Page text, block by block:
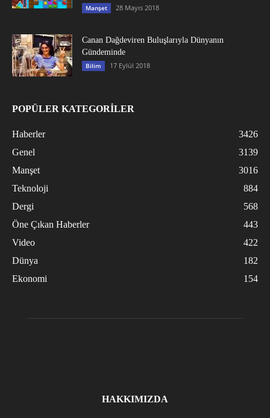
Manşet 28 Mayıs 2018
Canan Dağdeviren Buluşlarıyla Dünyanın
Gündeminde
Bilim 17 Eylül 2018
POPÜLER KATEGORİLER
Haberler
3426
Genel
3139
Manşet
3016
Teknoloji
884
Dergi
568
Öne Çıkan Haberler
443
Video
422
Dünya
182
Ekonomi
154
HAKKIMIZDA